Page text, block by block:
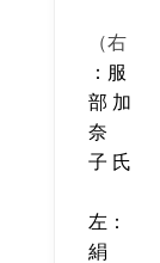
（右
：服
部 加
奈
子 氏
左：
絹